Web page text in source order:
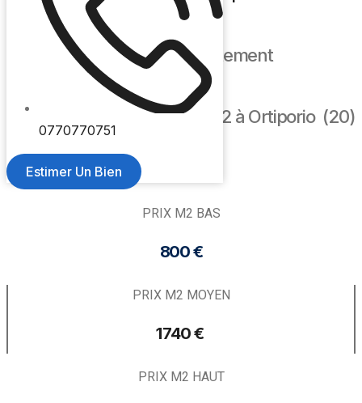
0770770751
Estimer Un Bien
🏢 Prix m2 appartement
Quel est le prix moyen au m2 à Ortiporio (20)
PRIX M2 BAS
800 €
PRIX M2 MOYEN
1 740 € ​
PRIX M2 HAUT